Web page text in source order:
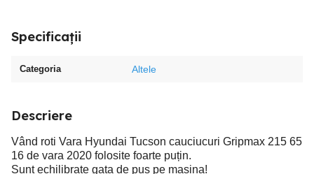
Specificații
Categoria Altele
Descriere
Vând roti Vara Hyundai Tucson cauciucuri Gripmax 215 65
16 de vara 2020 folosite foarte puțin.
Sunt echilibrate gata de pus pe masina!